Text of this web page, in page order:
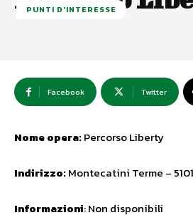
PUNTI D'INTERESSE
Facebook Twitter
Nome opera:Percorso Liberty
Indirizzo:Montecatini Terme –
Informazioni: Non disponibili